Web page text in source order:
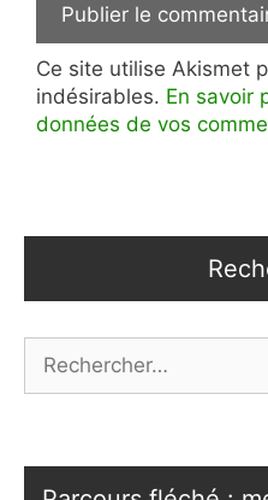
Ce site utilise Akismet
indésirables. En savoir
données de vos